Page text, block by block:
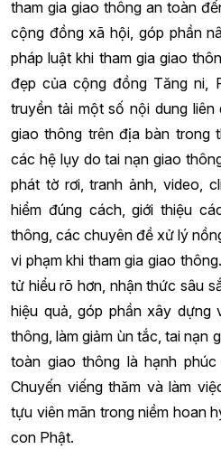
tham gia giao thông an toàn
cộng đồng xã hội, góp phần
pháp luật khi tham gia giao
đẹp của cộng đồng Tăng ni,
truyền tải một số nội dung
giao thông trên địa bàn trong
các hệ lụy do tai nạn giao
phát tờ rơi, tranh ảnh, video,
hiểm đúng cách, giới thiệu
thông, các chuyên đề xử lý
vi phạm khi tham gia giao
tử hiểu rõ hơn, nhận thức sâu
hiệu quả, góp phần xây dựng
thông, làm giảm ùn tắc, tai nạn
toàn giao thông là hạnh phúc
Chuyến viếng thăm và làm
tựu viên mãn trong niềm hoan
con Phật.